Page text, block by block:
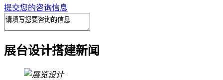
提交您的咨询信息
展台设计搭建新闻